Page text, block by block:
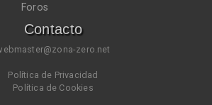
Foros
Contacto
zero.net
Política de Privacidad
Política de Cookies